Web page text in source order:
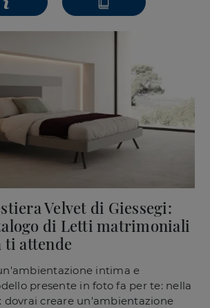
Velvet di Giessegi:
di Letti matrimoniali
ti attende
intima e
presente in foto fa per te: nella
dovrai creare un'ambientazione